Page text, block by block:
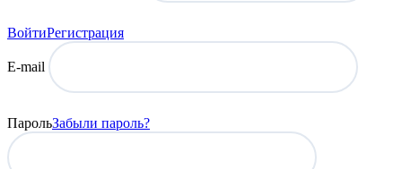
ВойтиРегистрация
E-mail
ПарольЗабыли пароль?